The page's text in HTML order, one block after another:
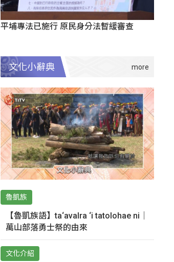
平埔專法已施行 原民身分法暫緩審查
文化小辭典
魯凱族
【魯凱族語】ta‘avalra ‘i tatolohae ni｜
萬山部落勇士祭的由來
文化介紹